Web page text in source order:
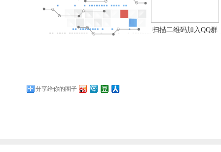
扫描二维码加入QQ群
分享给你的圈子